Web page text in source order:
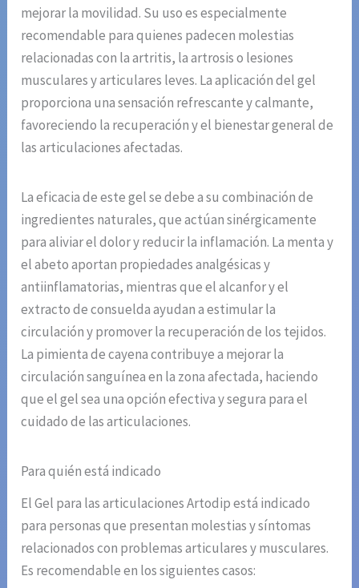
mejorar la movilidad. Su uso es especialmente
recomendable para quienes padecen molestias
relacionadas con la artritis, la artrosis o lesiones
musculares y articulares leves. La aplicación del gel
proporciona una sensación refrescante y calmante,
favoreciendo la recuperación y el bienestar general de
las articulaciones afectadas.
La eficacia de este gel se debe a su combinación de
ingredientes naturales, que actúan sinérgicamente
para aliviar el dolor y reducir la inflamación. La menta y
el abeto aportan propiedades analgésicas y
antiinflamatorias, mientras que el alcanfor y el
extracto de consuelda ayudan a estimular la
circulación y promover la recuperación de los tejidos.
La pimienta de cayena contribuye a mejorar la
circulación sanguínea en la zona afectada, haciendo
que el gel sea una opción efectiva y segura para el
cuidado de las articulaciones.
Para quién está indicado
El Gel para las articulaciones Artodip está indicado
para personas que presentan molestias y síntomas
relacionados con problemas articulares y musculares.
Es recomendable en los siguientes casos: